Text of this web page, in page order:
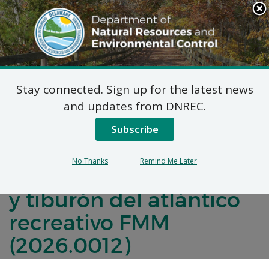
Search
This
Site
DNREC Menu
Determinación de
Constancia Federal:
NMFS deltiburón negro
y tiburón del atlántico
recreativo FMM
(2026.0012)
Stay connected. Sign up for the latest news
and updates from DNREC.
Subscribe
No Thanks Remind Me Later